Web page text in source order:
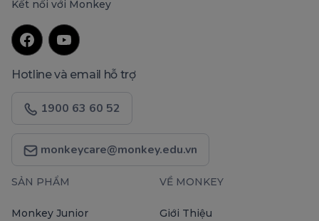
Kết nối với Monkey
Hotline và email hỗ trợ
1900 63 60 52
monkeycare@monkey.edu.vn
SẢN PHẨM
Monkey Junior
VỀ MONKEY
Giới Thiệu